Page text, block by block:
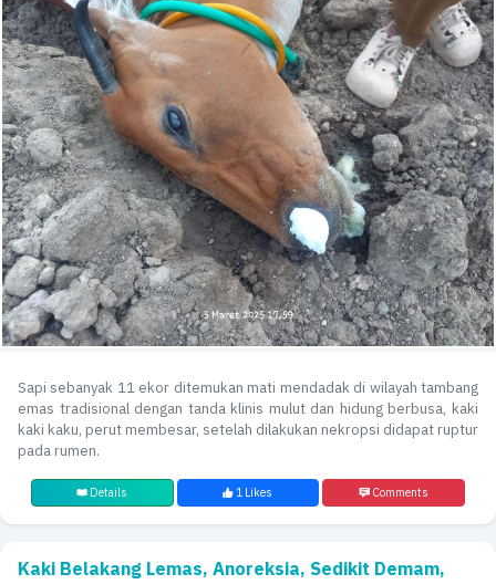
Sapi sebanyak 11 ekor ditemukan mati mendadak di wilayah tambang
emas tradisional dengan tanda klinis mulut dan hidung berbusa, kaki
kaki kaku, perut membesar, setelah dilakukan nekropsi didapat ruptur
pada rumen.
Details 1 Likes Comments
Kaki Belakang Lemas, Anoreksia, Sedikit Demam,